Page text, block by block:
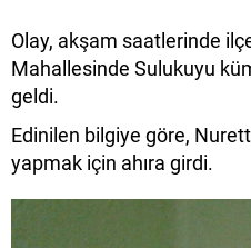
Olay, akşam saatlerinde
Mahallesinde Sulukuyu
geldi.
Edinilen bilgiye göre,
yapmak için ahıra girdi.